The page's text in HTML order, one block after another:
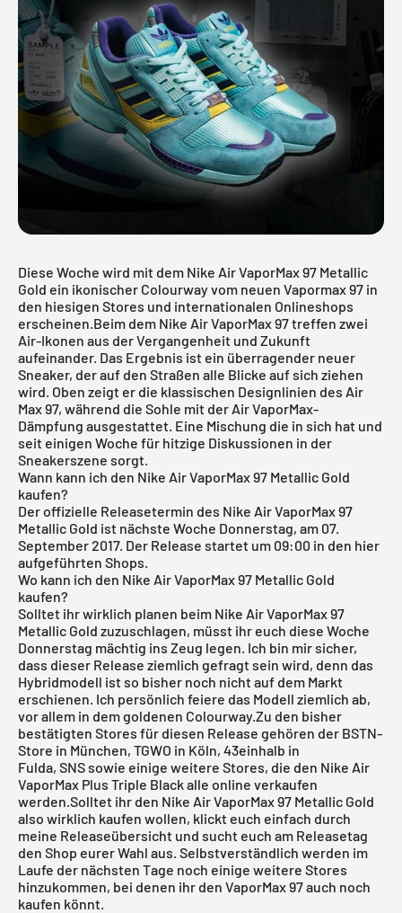
Diese Woche wird mit dem Nike Air VaporMax 97 Metallic
Gold ein ikonischer Colourway vom neuen Vapormax 97 in
den hiesigen Stores und internationalen Onlineshops
erscheinen.Beim dem Nike Air VaporMax 97 treffen zwei
Air-Ikonen aus der Vergangenheit und Zukunft
aufeinander. Das Ergebnis ist ein überragender neuer
Sneaker, der auf den Straßen alle Blicke auf sich ziehen
wird. Oben zeigt er die klassischen Designlinien des Air
Max 97, während die Sohle mit der Air VaporMax-
Dämpfung ausgestattet. Eine Mischung die in sich hat und
seit einigen Woche für hitzige Diskussionen in der
Sneakerszene sorgt.
Wann kann ich den Nike Air VaporMax 97 Metallic Gold
kaufen?
Der offizielle Releasetermin des Nike Air VaporMax 97
Metallic Gold ist nächste Woche Donnerstag, am 07.
September 2017. Der Release startet um 09:00 in den hier
aufgeführten Shops.
Wo kann ich den Nike Air VaporMax 97 Metallic Gold
kaufen?
Solltet ihr wirklich planen beim Nike Air VaporMax 97
Metallic Gold zuzuschlagen, müsst ihr euch diese Woche
Donnerstag mächtig ins Zeug legen. Ich bin mir sicher,
dass dieser Release ziemlich gefragt sein wird, denn das
Hybridmodell ist so bisher noch nicht auf dem Markt
erschienen. Ich persönlich feiere das Modell ziemlich ab,
vor allem in dem goldenen Colourway.Zu den bisher
bestätigten Stores für diesen Release gehören der BSTN-
Store in München, TGWO in Köln, 43einhalb in
Fulda, SNSsowie einige weitere Stores, die den Nike Air
VaporMax Plus Triple Black alle online verkaufen
werden.Solltet ihr den Nike Air VaporMax 97 Metallic Gold
also wirklich kaufen wollen, klickt euch einfach durch
meine Releaseübersicht und sucht euch am Releasetag
den Shop eurer Wahl aus. Selbstverständlich werden im
Laufe der nächsten Tage noch einige weitere Stores
hinzukommen, bei denen ihr den VaporMax 97 auch noch
kaufen könnt.